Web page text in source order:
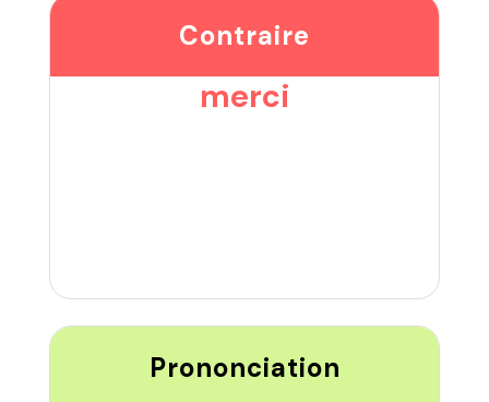
Contraire
merci
Prononciation